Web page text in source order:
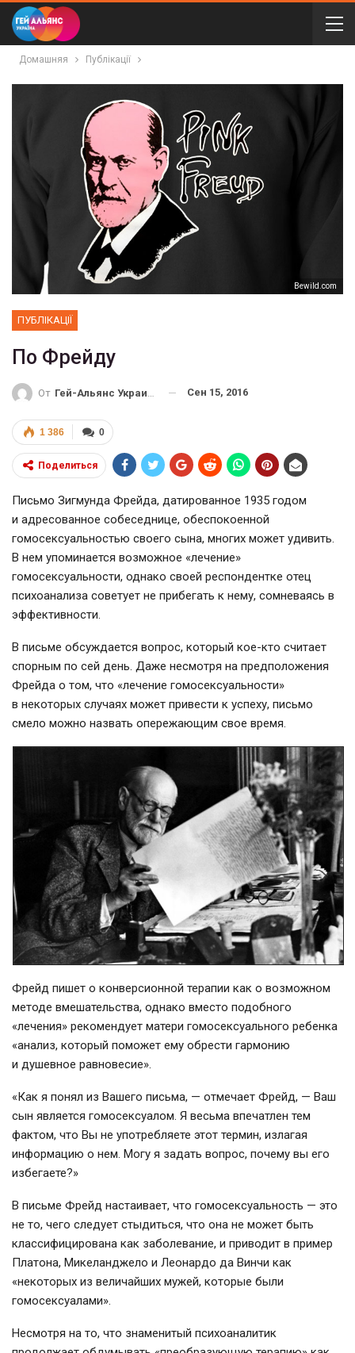
Домашняя Публікації
Bewild.com
ПУБЛІКАЦІЇ
По Фрейду
От Гей-Альянс Украина Сен 15, 2016
0
1 386
Поделиться
Письмо Зигмунда Фрейда, датированное 1935 годом
и адресованное собеседнице, обеспокоенной
гомосексуальностью своего сына, многих может удивить.
В нем упоминается возможное «лечение»
гомосексуальности, однако своей респондентке отец
психоанализа советует не прибегать к нему, сомневаясь в
эффективности.
В письме обсуждается вопрос, который кое-кто считает
спорным по сей день. Даже несмотря на предположения
Фрейда о том, что «лечение гомосексуальности»
в некоторых случаях может привести к успеху, письмо
смело можно назвать опережающим свое время.
Фрейд пишет о конверсионной терапии как о возможном
методе вмешательства, однако вместо подобного
«лечения» рекомендует матери гомосексуального ребенка
«анализ, который поможет ему обрести гармонию
и душевное равновесие».
«Как я понял из Вашего письма, — отмечает Фрейд, — Ваш
сын является гомосексуалом. Я весьма впечатлен тем
фактом, что Вы не употребляете этот термин, излагая
информацию о нем. Могу я задать вопрос, почему вы его
избегаете?»
В письме Фрейд настаивает, что гомосексуальность — это
не то, чего следует стыдиться, что она не может быть
классифицирована как заболевание, и приводит в пример
Платона, Микеланджело и Леонардо да Винчи как
«некоторых из величайших мужей, которые были
гомосексуалами».
Несмотря на то, что знаменитый психоаналитик